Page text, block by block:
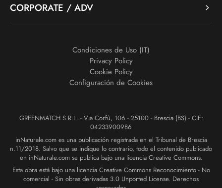
CORPORATE / ADV
Condiciones de Uso (IT)
Privacy Policy
Cookie Policy
Configuración de Cookies
GREENMATCH S.R.L. - Via Corfù, 106 - 25100 - Brescia (BS) - CIF:
04233900986
inNaturale.com es una publicación registrada en el Tribunal de Brescia
n.11/2018. Salvo que se indique lo contrario, todo el contenido publicado
en inNaturale.com se publica bajo una licencia Creative Commons.
Esta obra está bajo una licencia Creative Commons Reconocimiento - No
comercial - Sin obras derivadas 3.0 Unported License. Derechos